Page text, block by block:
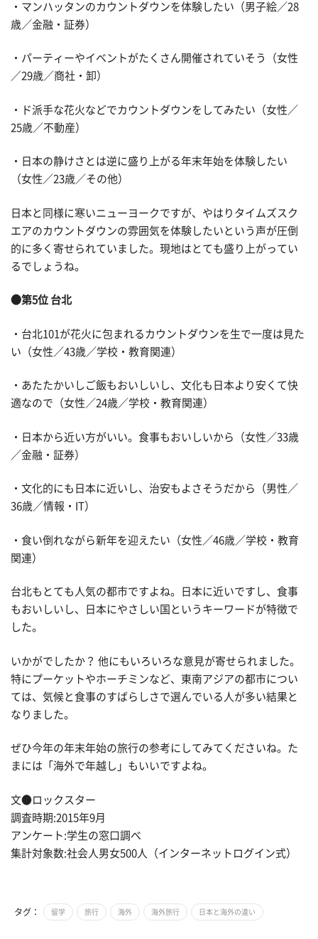
・マンハッタンのカウントダウンを体験したい（男子絵／28
歳／金融・証券）
・パーティーやイベントがたくさん開催されていそう（女性
／29歳／商社・卸）
・ド派手な花火などでカウントダウンをしてみたい（女性／
25歳／不動産）
・日本の静けさとは逆に盛り上がる年末年始を体験したい
（女性／23歳／その他）
日本と同様に寒いニューヨークですが、やはりタイムズスク
エアのカウントダウンの雰囲気を体験したいという声が圧倒
的に多く寄せられていました。現地はとても盛り上がってい
るでしょうね。
●第5位 台北
・台北101が花火に包まれるカウントダウンを生で一度は見た
い（女性／43歳／学校・教育関連）
・あたたかいしご飯もおいしいし、文化も日本より安くて快
適なので（女性／24歳／学校・教育関連）
・日本から近い方がいい。食事もおいしいから（女性／33歳
／金融・証券）
・文化的にも日本に近いし、治安もよさそうだから（男性／
36歳／情報・IT）
・食い倒れながら新年を迎えたい（女性／46歳／学校・教育
関連）
台北もとても人気の都市ですよね。日本に近いですし、食事
もおいしいし、日本にやさしい国というキーワードが特徴で
した。
いかがでしたか？ 他にもいろいろな意見が寄せられました。
特にプーケットやホーチミンなど、東南アジアの都市につい
ては、気候と食事のすばらしさで選んでいる人が多い結果と
なりました。
ぜひ今年の年末年始の旅行の参考にしてみてくださいね。た
まには「海外で年越し」もいいですよね。
文●ロックスター
調査時期:2015年9月
アンケート:学生の窓口調べ
集計対象数:社会人男女500人（インターネットログイン式）
タグ： 留学 旅行 海外 海外旅行 日本と海外の違い